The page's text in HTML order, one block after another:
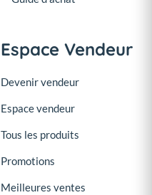
Espace Vendeur
Devenir vendeur
Espace vendeur
Tous les produits
Promotions
Meilleures ventes